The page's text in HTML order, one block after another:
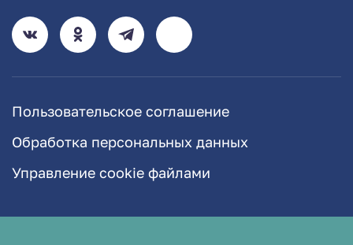
Пользовательское соглашение
Обработка персональных данных
Управление cookie файлами